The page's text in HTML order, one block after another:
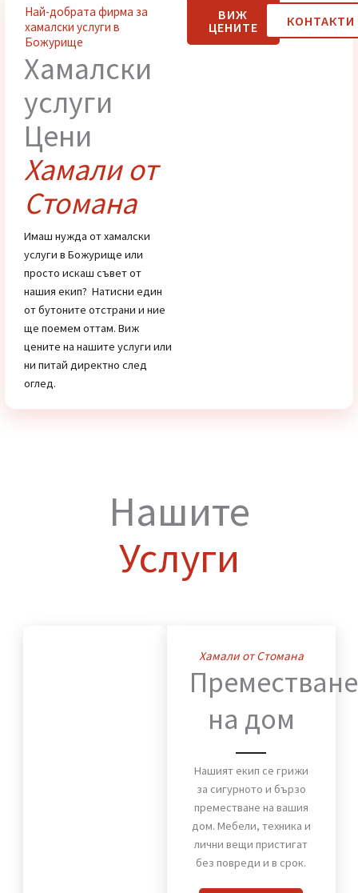
Най-добрата фирма за
хамалски услуги в
Божурище
Хамалски
услуги
Цени
Хамали от
Стомана
Имаш нужда от хамалски
услуги в Божурище или
просто искаш съвет от
нашия екип? Натисни един
от бутоните отстрани и ние
ще поемем оттам. Виж
Услуги
Хамали от Стомана
на дом